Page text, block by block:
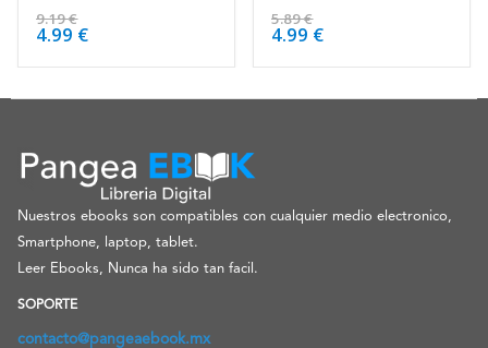
9.19€
4.99 €
5.89€
4.99 €
Nuestros ebooks son compatibles con cualquier medio electronico,
Smartphone, laptop, tablet.
Leer Ebooks, Nunca ha sido tan facil.
SOPORTE
contacto@pangeaebook.mx